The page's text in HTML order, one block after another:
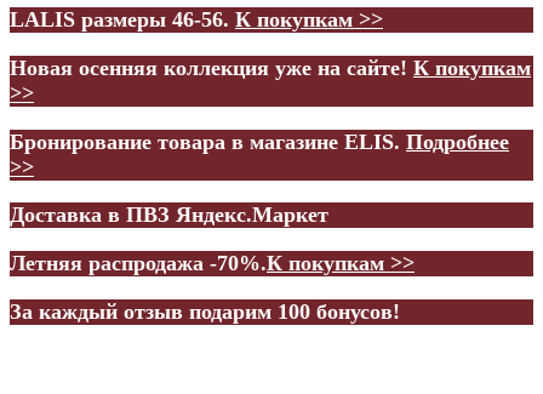
LALIS размеры 46-56. К покупкам >>
Новая осенняя коллекция уже на сайте! К покупкам
>>
Бронирование товара в магазине ELIS. Подробнее
>>
Доставка в ПВЗ Яндекс.Маркет
Летняя распродажа -70%.К покупкам >>
За каждый отзыв подарим 100 бонусов!